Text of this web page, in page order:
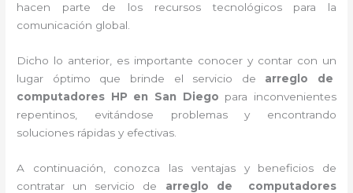
hacen parte de los recursos tecnológicos para la
comunicación global.
Dicho lo anterior, es importante conocer y contar con un
lugar óptimo que brinde el servicio de arreglo de
computadores HP en San Diego para inconvenientes
repentinos, evitándose problemas y encontrando
soluciones rápidas y efectivas.
A continuación, conozca las ventajas y beneficios de
contratar un servicio de arreglo de computadores